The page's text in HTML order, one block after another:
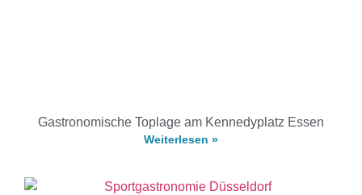
Gastronomische Toplage am Kennedyplatz Essen
Weiterlesen »